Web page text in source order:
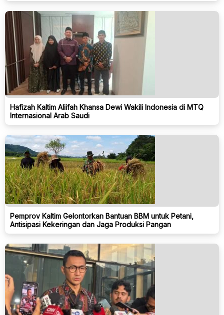
Hafizah Kaltim Aliifah Khansa Dewi Wakili Indonesia di MTQ
Internasional Arab Saudi
Pemprov Kaltim Gelontorkan Bantuan BBM untuk Petani,
Antisipasi Kekeringan dan Jaga Produksi Pangan